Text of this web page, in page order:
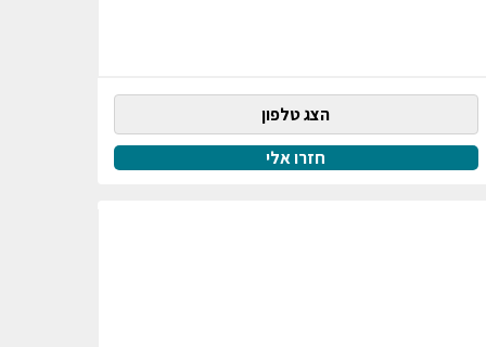
הצג טלפון
חזרו אלי